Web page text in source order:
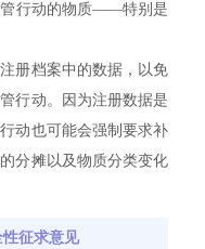
管行动的物质——特别是
册档案中的数据，以免
行动。因为注册数据是
动也可能会强制要求补
分摊以及物质分类变化
征求意见